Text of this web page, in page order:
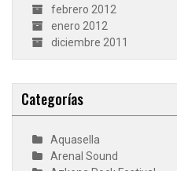
febrero 2012
enero 2012
diciembre 2011
Categorías
Aquasella
Arenal Sound